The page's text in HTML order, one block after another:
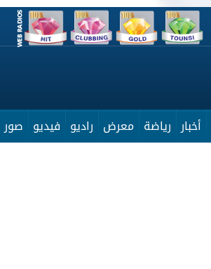
أخبار رياضة معرض راديو فيديو صور